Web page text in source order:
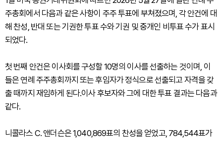
주총회에서 다음과 같은 사항이 주주 투표에 부쳐졌으며, 각 안건에 대
해 찬성, 반대 또는 기권한 투표 수와 기권 및 중개인 비투표 수가 표시
되었다.
첫 번째 안건은 이사회를 구성할 10명의 이사를 선출하는 것이며, 이
들은 연례 주주총회까지 또는 후임자가 정식으로 선출되고 자격을 갖
출 때까지 재임하게 된다.이사 후보자와 그에 대한 투표 결과는 다음과
같다.
니콜라스 C. 앤더슨은 1,040,869표의 찬성을 얻었고, 784,544표가